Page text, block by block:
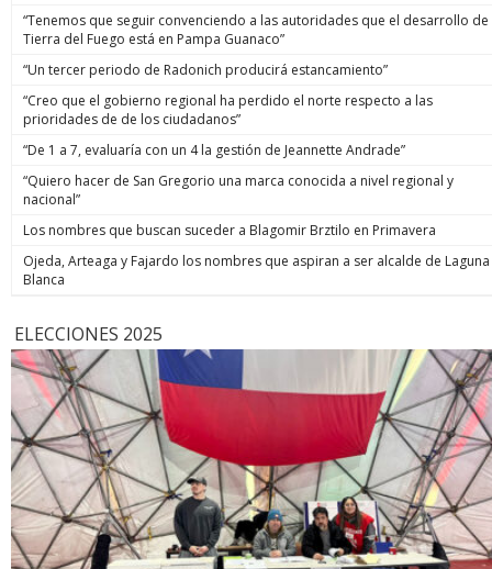
“Tenemos que seguir convenciendo a las autoridades que el desarrollo de
Tierra del Fuego está en Pampa Guanaco”
“Un tercer periodo de Radonich producirá estancamiento”
“Creo que el gobierno regional ha perdido el norte respecto a las
prioridades de de los ciudadanos”
“De 1 a 7, evaluaría con un 4 la gestión de Jeannette Andrade”
“Quiero hacer de San Gregorio una marca conocida a nivel regional y
nacional”
Los nombres que buscan suceder a Blagomir Brztilo en Primavera
Ojeda, Arteaga y Fajardo los nombres que aspiran a ser alcalde de Laguna
Blanca
ELECCIONES 2025